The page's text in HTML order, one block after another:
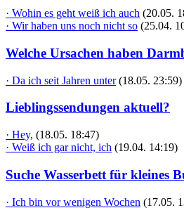
· Wohin es geht weiß ich auch (20.05.
· Wir haben uns noch nicht so (25.04.
Welche Ursachen haben
· Da ich seit Jahren unter (18.05. 23:59)
Lieblingssendungen aktuell?
· Hey, (18.05. 18:47)
· Weiß ich gar nicht, ich (19.04. 14:19)
Suche Wasserbett für kleines
· Ich bin vor wenigen Wochen (17.05.